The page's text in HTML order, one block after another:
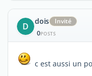
D dois
Invité
0POSTS
c est aussi un